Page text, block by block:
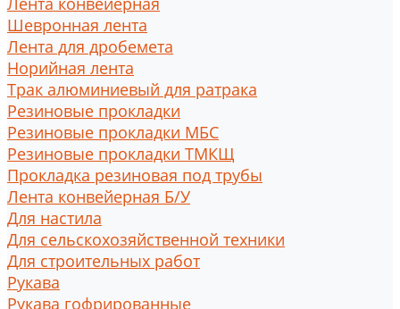
Шевронная лента
Лента для дробемета
Норийная лента
Трак алюминиевый для ратрака
Резиновые прокладки
Резиновые прокладки МБС
Резиновые прокладки ТМКЩ
Прокладка резиновая под трубы
Лента конвейерная Б/У
Для настила
Для сельскохозяйственной техники
Для строительных работ
Рукава
Рукава гофрированные